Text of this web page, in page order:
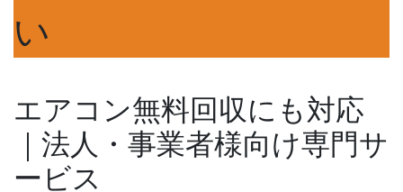
い
エアコン無料回収にも対応
｜法人・事業者様向け専門サ
ービス